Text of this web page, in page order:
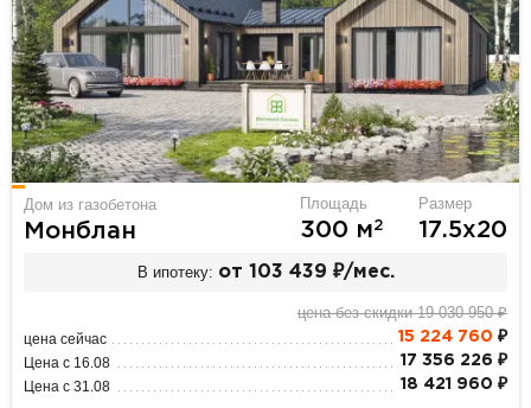
Дом из газобетона
Монблан
Площадь
300 м2
Размер
17.5х20
В ипотеку: от 103 439 ₽/мес.
цена без скидки 19 030 950 ₽
цена сейчас 15 224 760 ₽
Цена с 16.08 17 356 226 ₽
Цена с 31.08 18 421 960 ₽